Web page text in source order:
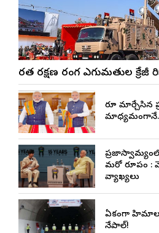
భారత రక్షణ రంగ ఎగుమతుల క్రేజీ
రూట్ మార్చేసిన
మరో రూపం :
వ్యాఖ్యలు
ఏకంగా
నేపాల్!